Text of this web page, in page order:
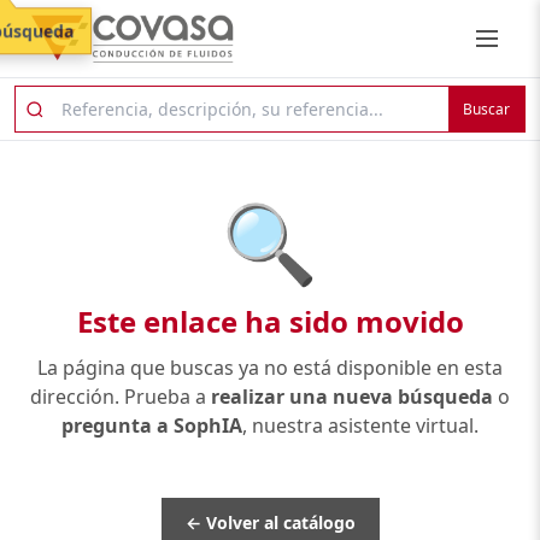
Buscar
🔍
Este enlace ha sido movido
La página que buscas ya no está disponible en esta
dirección. Prueba a realizar una nueva búsqueda o
pregunta a SophIA, nuestra asistente virtual.
← Volver al catálogo